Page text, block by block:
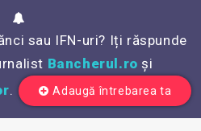
sau IFN-uri? Iți răspunde
Bancherul.ro și
. Adaugă întrebarea ta